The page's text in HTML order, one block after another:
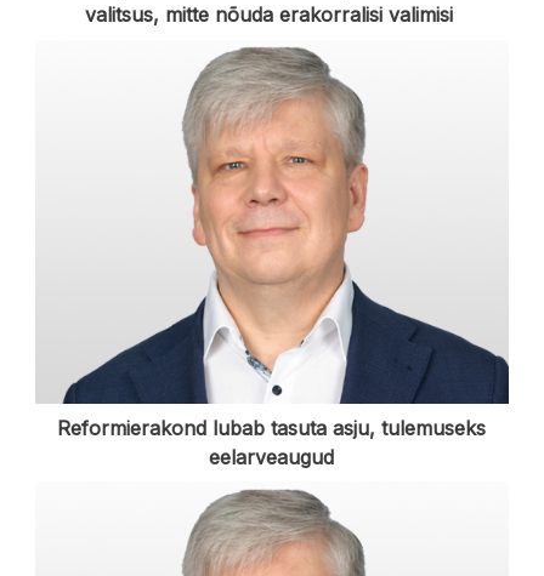
valitsus, mitte nõuda erakorralisi valimisi
Reformierakond lubab tasuta asju, tulemuseks
eelarveaugud